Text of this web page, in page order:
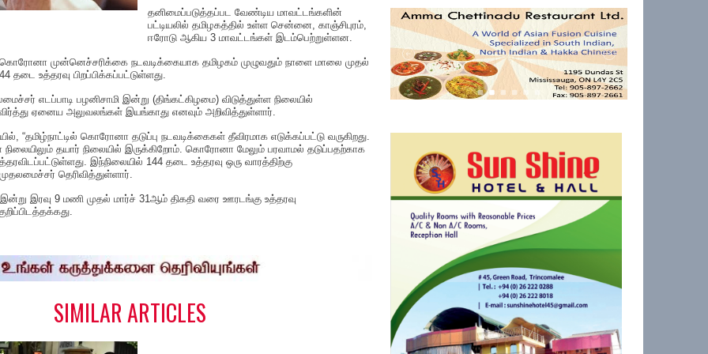
தனிமைப்படுத்தப்பட வேண்டிய மாவட்டங்களின்
பட்டியலில் தமிழகத்தில் உள்ள சென்னை, காஞ்சிபுரம்,
ஈரோடு ஆகிய 3 மாவட்டங்கள் இடம்பெற்றுள்ளன.
கொரோனா முன்னெச்சரிக்கை நடவடிக்கையாக தமிழகம் முழுவதும் நாளை மாலை முதல்
தடை உத்தரவு பிறப்பிக்கப்பட்டுள்ளது.
எடப்பாடி பழனிசாமி இன்று (திங்கட்கிழமை) விடுத்துள்ள நிலையில்
ஏனைய அலுவலங்கள் இயங்காது எனவும் அறிவித்துள்ளார்.
“தமிழ்நாட்டில் கொரோனா தடுப்பு நடவடிக்கைகள் தீவிரமாக எடுக்கப்பட்டு வருகிறது.
தயார் நிலையில் இருக்கிறோம். கொரோனா மேலும் பரவாமல் தடுப்பதற்காக
இந்நிலையில் 144 தடை உத்தரவு ஒரு வாரத்திற்கு
தெரிவித்துள்ளார்.
இன்று இரவு 9 மணி முதல் மார்ச் 31ஆம் திகதி வரை ஊரடங்கு உத்தரவு
SIMILAR ARTICLES